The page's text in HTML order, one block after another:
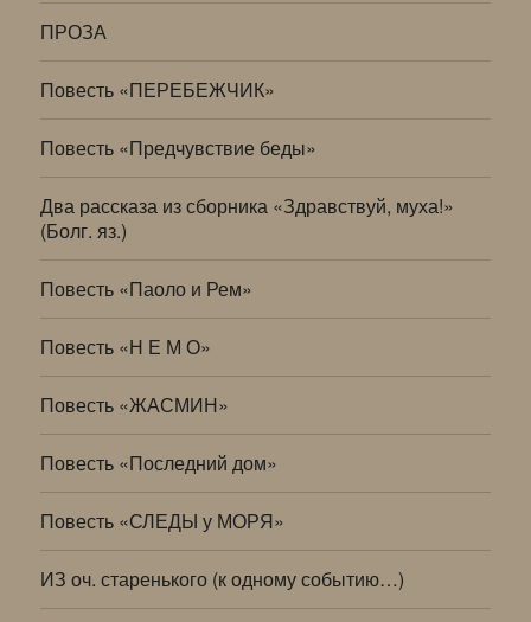
ПРОЗА
Повесть «ПЕРЕБЕЖЧИК»
Повесть «Предчувствие беды»
Два рассказа из сборника «Здравствуй, муха!»
(Болг. яз.)
Повесть «Паоло и Рем»
Повесть «Н Е М О»
Повесть «ЖАСМИН»
Повесть «Последний дом»
Повесть «СЛЕДЫ у МОРЯ»
ИЗ оч. старенького (к одному событию…)